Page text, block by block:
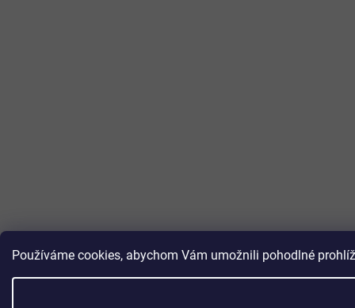
Používáme cookies, abychom Vám umožnili pohodlné